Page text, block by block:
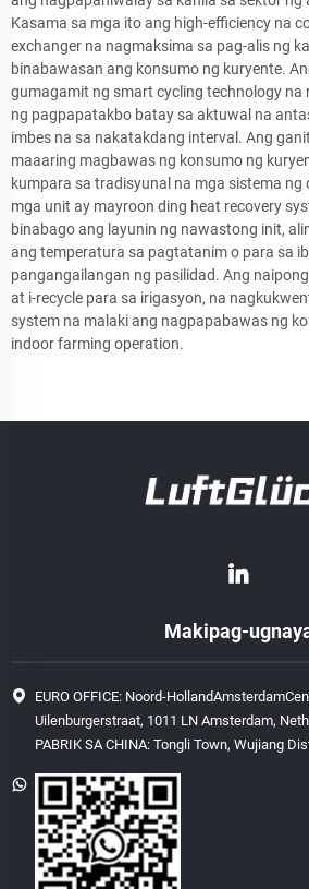
Kasama sa mga ito ang high-efficiency na
exchanger na nagmaksima sa pag-alis ng
binabawasan ang konsumo ng kuryente.
gumagamit ng smart cycling technology na
ng pagpapatakbo batay sa aktuwal na
imbes na sa nakatakdang interval. Ang
maaaring magbawas ng konsumo ng
kumpara sa tradisyunal na mga sistema
mga unit ay mayroon ding heat recovery
binabago ang layunin ng nawastong init,
ang temperatura sa pagtatanim o para sa
pangangailangan ng pasilidad. Ang
at i-recycle para sa irigasyon, na
system na malaki ang nagpapabawas ng
indoor farming operation.
Makipag-
EURO OFFICE: Noord-
Uilenburgerstraat, 1011 LN Amsterdam,
PABRIK SA CHINA: Tongli Town, Wujiang